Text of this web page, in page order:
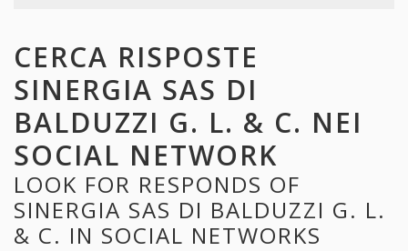
CERCA RISPOSTE
SINERGIA SAS DI
BALDUZZI G. L. & C. NEI
SOCIAL NETWORK
LOOK FOR RESPONDS OF
SINERGIA SAS DI BALDUZZI G. L.
& C. IN SOCIAL NETWORKS